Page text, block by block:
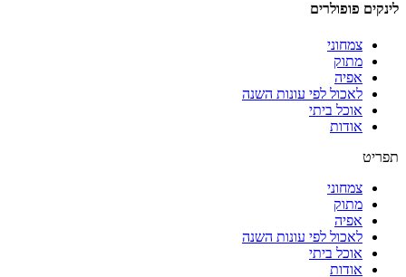
לינקים פופולרים
צמחוני
מתוק
אפיה
לאכול לפי עונות השנה
אוכל ביתי
אודות
תפריט
צמחוני
מתוק
אפיה
לאכול לפי עונות השנה
אוכל ביתי
אודות